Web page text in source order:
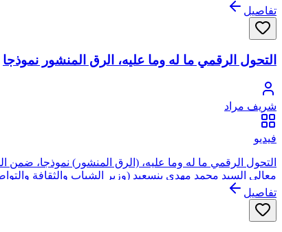
تفاصيل
التحول الرقمي ما له وما عليه، الرق المنشور نموذجا
شريف مراد
فيديو
معالي السيد محمد مهدي بنسعيد (وزير الشباب والثقافة
تفاصيل